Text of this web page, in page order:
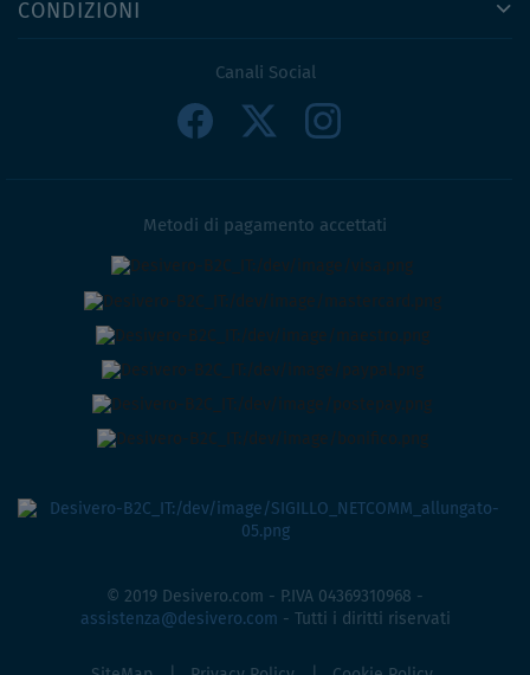
CONDIZIONI
Canali Social
Metodi di pagamento accettati
© 2019 Desivero.com - P.IVA 04369310968 -
assistenza@desivero.com - Tutti i diritti riservati